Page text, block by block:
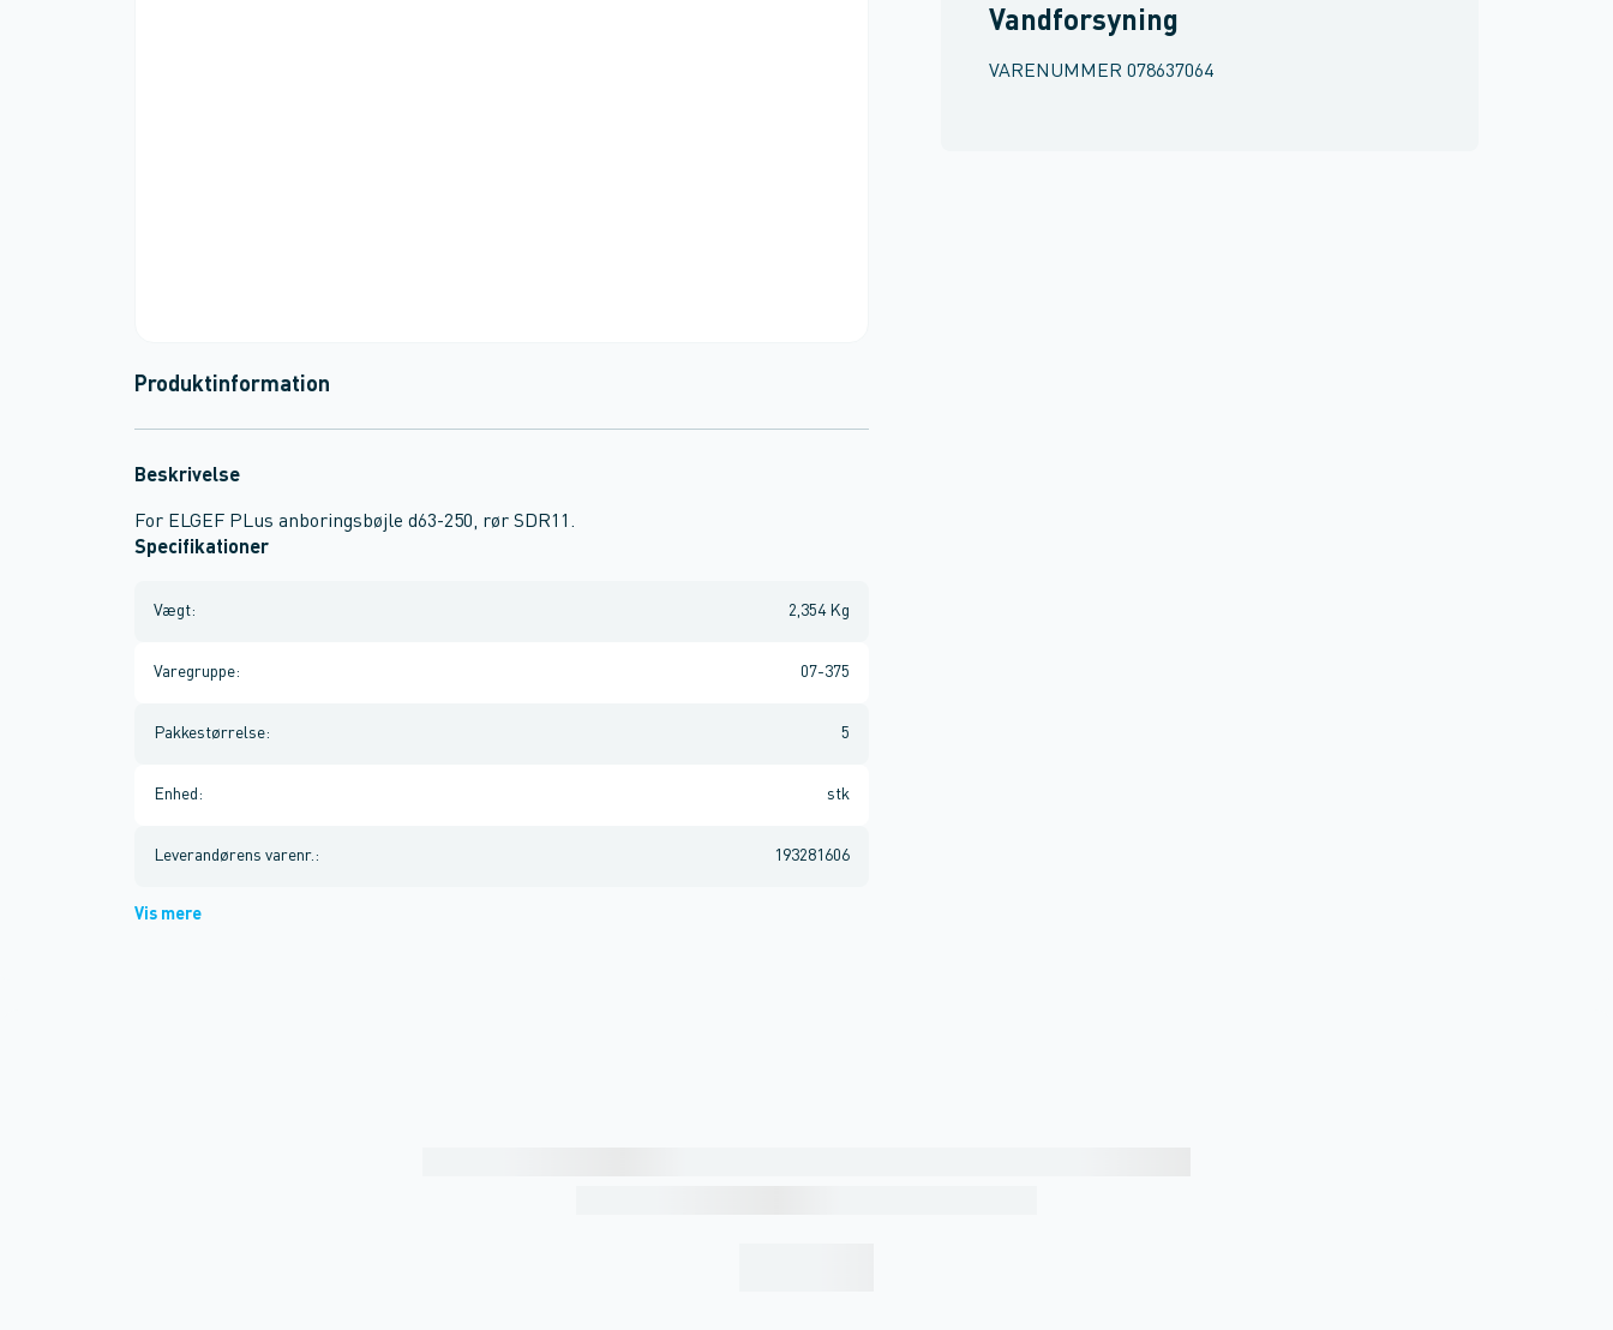
Vandforsyning
VARENUMMER 078637064
Produktinformation
Beskrivelse
For ELGEF PLus anboringsbøjle d63-250, rør SDR11.
Specifikationer
Vægt: 2,354 Kg
Varegruppe: 07-375
Pakkestørrelse: 5
Enhed : stk
Leverandørens varenr. : 193281606
Vis mere